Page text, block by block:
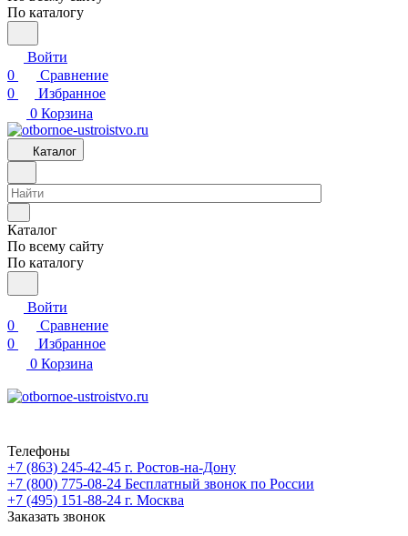
По каталогу
Войти
0
Сравнение
0
Избранное
0 Корзина
Каталог
Каталог
По всему сайту
По каталогу
Войти
0
Сравнение
0
Избранное
0 Корзина
Телефоны
+7 (863) 245-42-45 г. Ростов-на-Дону
+7 (800) 775-08-24 Бесплатный звонок по России
+7 (495) 151-88-24 г. Москва
Заказать звонок